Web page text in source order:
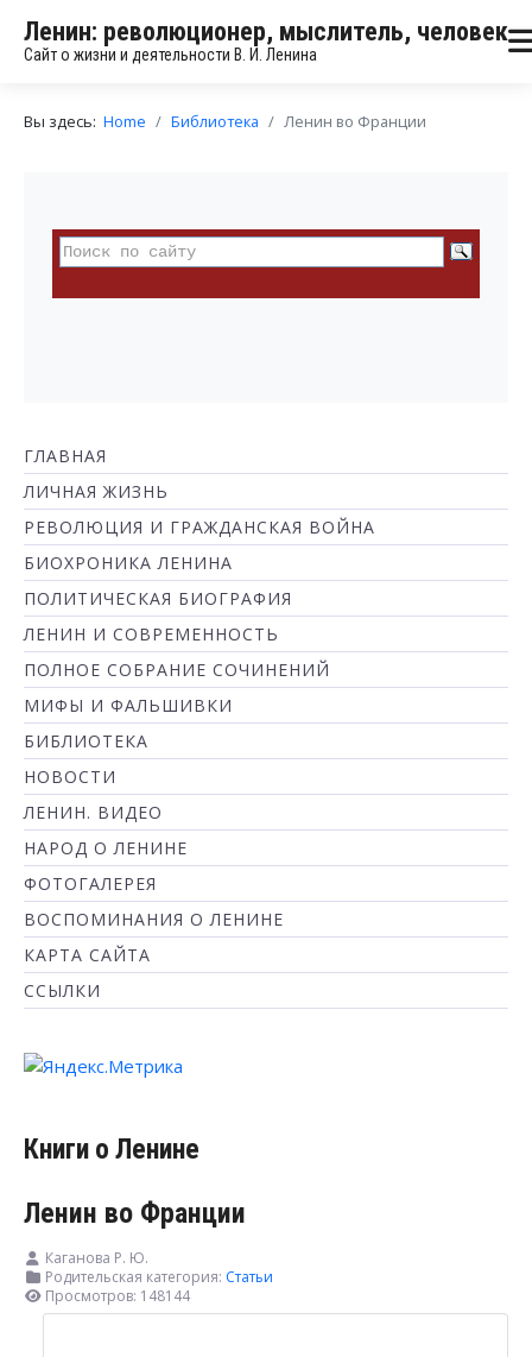
Ленин: революционер, мыслитель, человек
Сайт о жизни и деятельности В. И. Ленина
Вы здесь: Home Библиотека Ленин во Франции
ГЛАВНАЯ
ЛИЧНАЯ ЖИЗНЬ
РЕВОЛЮЦИЯ И ГРАЖДАНСКАЯ ВОЙНА
БИОХРОНИКА ЛЕНИНА
ПОЛИТИЧЕСКАЯ БИОГРАФИЯ
ЛЕНИН И СОВРЕМЕННОСТЬ
ПОЛНОЕ СОБРАНИЕ СОЧИНЕНИЙ
МИФЫ И ФАЛЬШИВКИ
БИБЛИОТЕКА
НОВОСТИ
ЛЕНИН. ВИДЕО
НАРОД О ЛЕНИНЕ
ФОТОГАЛЕРЕЯ
ВОСПОМИНАНИЯ О ЛЕНИНЕ
КАРТА САЙТА
ССЫЛКИ
Книги о Ленине
Ленин во Франции
Каганова Р. Ю.
Родительская категория: Статьи
Просмотров: 148144